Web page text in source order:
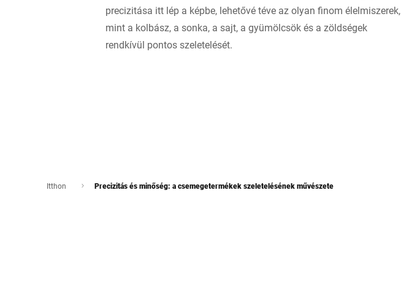
precizitása itt lép a képbe, lehetővé téve az olyan finom élelmiszerek,
mint a kolbász, a sonka, a sajt, a gyümölcsök és a zöldségek
rendkívül pontos szeletelését.
Itthon Precizitás és minőség: a csemegetermékek szeletelésének művészete